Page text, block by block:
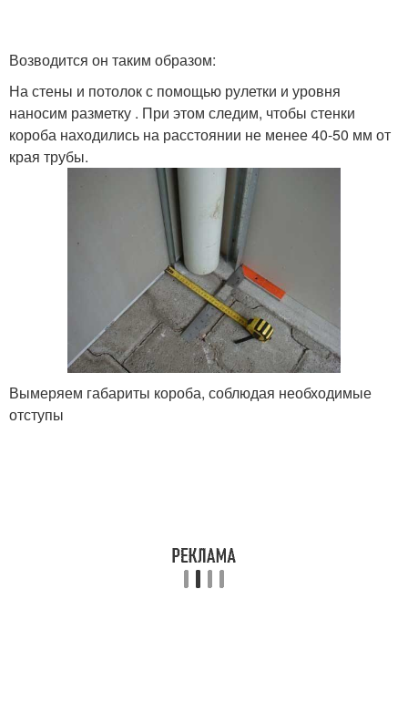
Возводится он таким образом:
На стены и потолок с помощью рулетки и уровня
наносим разметку . При этом следим, чтобы стенки
короба находились на расстоянии не менее 40-50 мм от
края трубы.
Вымеряем габариты короба, соблюдая необходимые
отступы